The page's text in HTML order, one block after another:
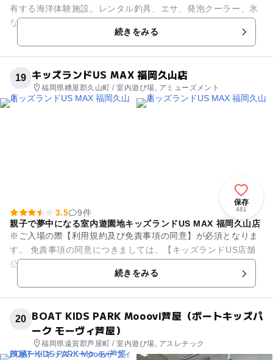
有する海洋体験施設。レンタル釣具、エサ、発泡クーラー、氷
などが常備されているので手ぶらで行けちゃう！ 転落防止柵
や救命梯子、救命浮環を...続きをみる
19 キッズランドUS MAX 福岡久山店
福岡県糟屋郡久山町 / 室内遊び場, アミューズメント
保存
481
3.5
9件
親子で夢中になる室内遊園地キッズランドUS MAX 福岡久山店
※ご入場の際【利用規約及び免責事項の同意】が必須となりま
す。 免責事項の同意につきましては、【キッズランドUS店舗
公式LINEアカウントのメニュー】からのご確認、または【店舗
続きをみる
20 BOAT KIDS PARK Mooovi芦屋（ボートキッズパ
ーク モーヴィ芦屋）
福岡県遠賀郡芦屋町 / 室内遊び場, アスレチック